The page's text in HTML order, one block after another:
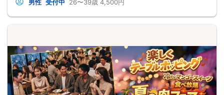
男性 受付中 26〜39歳 4,500円